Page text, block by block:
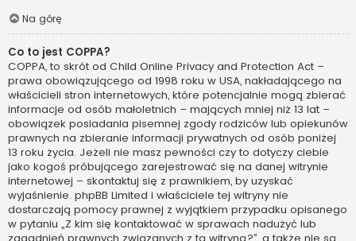
Na górę
Co to jest COPPA?
COPPA, to skrót od Child Online Privacy and Protection Act –
prawa obowiązującego od 1998 roku w USA, nakładającego na
właścicieli stron internetowych, które potencjalnie mogą zbierać
informacje od osób małoletnich – mających mniej niż 13 lat –
obowiązek posiadania pisemnej zgody rodziców lub opiekunów
prawnych na zbieranie informacji prywatnych od osób poniżej
13 roku życia. Jeżeli nie masz pewności czy to dotyczy ciebie
jako kogoś próbującego zarejestrować się na danej witrynie
internetowej – skontaktuj się z prawnikiem, by uzyskać
wyjaśnienie. phpBB Limited i właściciele tej witryny nie
dostarczają pomocy prawnej z wyjątkiem przypadku opisanego
w pytaniu „Z kim się kontaktować w sprawach nadużyć lub